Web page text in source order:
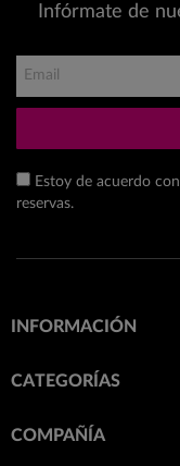
Infórmate de
Estoy de acuerdo
reservas.
INFORMACIÓN
CATEGORÍAS
COMPAÑÍA